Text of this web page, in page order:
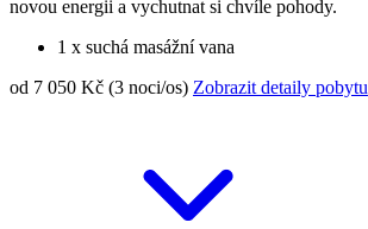
novou energii a vychutnat si chvíle pohody.
1 x suchá masážní vana
od 7 050 Kč (3 noci/os) Zobrazit detaily pobytu